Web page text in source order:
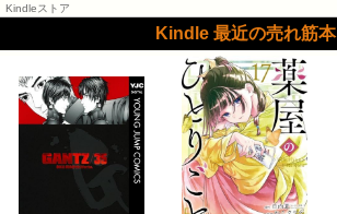
Kindleストア
Kindle 最近の売れ筋本